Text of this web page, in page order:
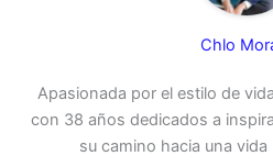
Chlo
Apasionada por el estilo de
con 38 años dedicados a
su camino hacia una vida